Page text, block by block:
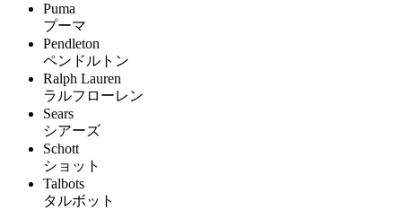
Puma
プーマ
Pendleton
ペンドルトン
Ralph Lauren
ラルフローレン
Sears
シアーズ
Schott
ショット
Talbots
タルボット